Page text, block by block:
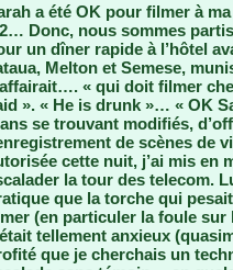
a été OK pour filmer à
Donc, nous sommes
un dîner rapide à l’hôtel
Melton et Semese,
« qui doit filmer
». « He is drunk »… « OK
se trouvant modifiés,
de scènes de
cette nuit, j’ai mis en
la tour des telecom.
que la torche qui
(en particuler la foule
tellement anxieux
que je cherchais un